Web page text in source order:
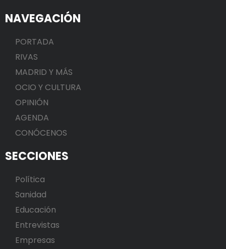
NAVEGACIÓN
PORTADA
RIVAS
MADRID Y MÁS
OCIO Y CULTURA
OPINIÓN
AGENDA
CONÓCENOS
SECCIONES
Política
Sanidad
Educación
Entrevistas
Empresas